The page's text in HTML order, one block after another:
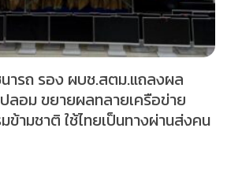
ารถ รอง ผบช.สตม.แถลงผล
ลอม ขยายผลทลายเครือข่าย
ามชาติ ใช้ไทยเป็นทางผ่านส่งคน